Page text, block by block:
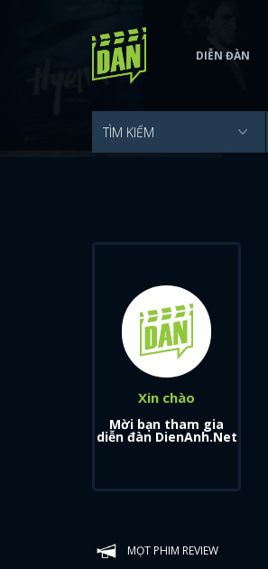
DIỄN ĐÀN
Xin chào
Mời bạn tham gia
diễn đàn DienAnh.Net
MỌT PHIM REVIEW